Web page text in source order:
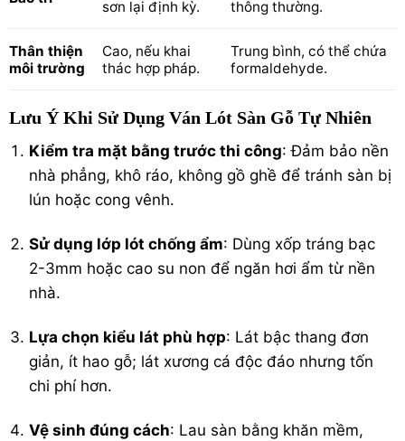
sơn lại định kỳ.
thông thường.
Thân thiện
môi trường
Cao, nếu khai
thác hợp pháp.
Trung bình, có thể chứa
formaldehyde.
Lưu Ý Khi Sử Dụng Ván Lót Sàn Gỗ Tự Nhiên
Kiểm tra mặt bằng trước thi công: Đảm bảo nền
nhà phẳng, khô ráo, không gồ ghề để tránh sàn bị
lún hoặc cong vênh.
Sử dụng lớp lót chống ẩm: Dùng xốp tráng bạc
2-3mm hoặc cao su non để ngăn hơi ẩm từ nền
nhà.
Lựa chọn kiểu lát phù hợp: Lát bậc thang đơn
giản, ít hao gỗ; lát xương cá độc đáo nhưng tốn
chi phí hơn.
Vệ sinh đúng cách: Lau sàn bằng khăn mềm,